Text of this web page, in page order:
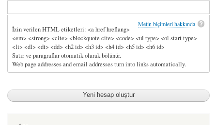
Metin biçimleri hakkında
İzin verilen HTML etiketleri: <a href hreflang>
<em> <strong> <cite> <blockquote cite> <code> <ul type> <ol start type>
<li> <dl> <dt> <dd> <h2 id> <h3 id> <h4 id> <h5 id> <h6 id>
Satır ve paragraflar otomatik olarak bölünür.
Web page addresses and email addresses turn into links automatically.